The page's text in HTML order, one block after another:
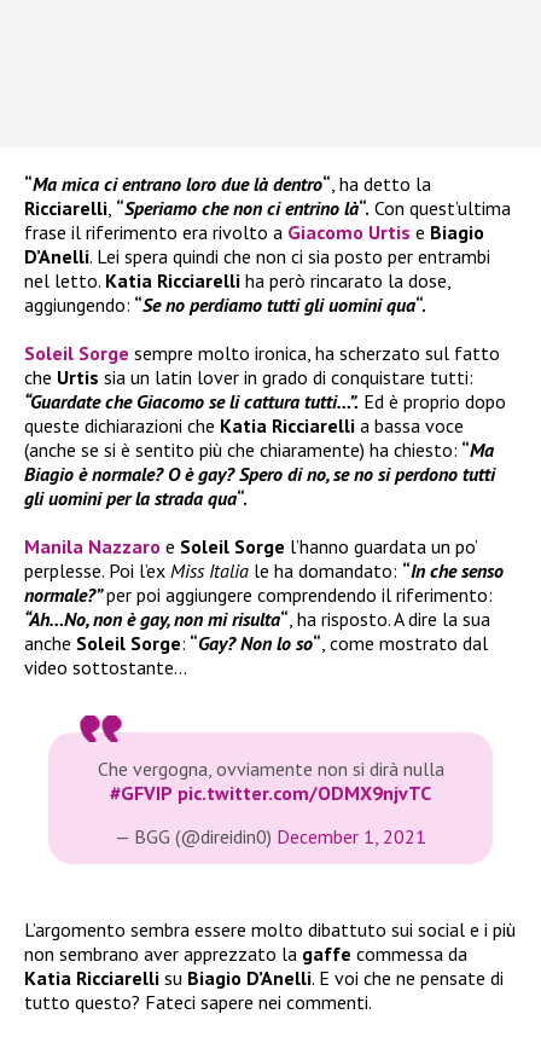
“Ma mica ci entrano loro due là dentro“, ha detto la
Ricciarelli, “Speriamo che non ci entrino là“. Con quest’ultima
frase il riferimento era rivolto a Giacomo Urtis e Biagio
D’Anelli. Lei spera quindi che non ci sia posto per entrambi
nel letto. Katia Ricciarelli ha però rincarato la dose,
aggiungendo: “Se no perdiamo tutti gli uomini qua“.
Soleil Sorge sempre molto ironica, ha scherzato sul fatto
che Urtis sia un latin lover in grado di conquistare tutti:
“Guardate che Giacomo se li cattura tutti…”. Ed è proprio dopo
queste dichiarazioni che Katia Ricciarelli a bassa voce
(anche se si è sentito più che chiaramente) ha chiesto: “Ma
Biagio è normale? O è gay? Spero di no, se no si perdono tutti
gli uomini per la strada qua“.
Manila Nazzaro e Soleil Sorge l’hanno guardata un po’
perplesse. Poi l’ex Miss Italia le ha domandato: “In che senso
normale?”per poi aggiungere comprendendo il riferimento:
“Ah…No, non è gay, non mi risulta“, ha risposto. A dire la sua
anche Soleil Sorge: “Gay? Non lo so“, come mostrato dal
video sottostante…
Che vergogna, ovviamente non si dirà nulla
#GFVIP pic.twitter.com/ODMX9njvTC
— BGG (@direidin0) December 1, 2021
L’argomento sembra essere molto dibattuto sui social e i più
non sembrano aver apprezzato la gaffe commessa da
Katia Ricciarelli su Biagio D’Anelli. E voi che ne pensate di
tutto questo? Fateci sapere nei commenti.